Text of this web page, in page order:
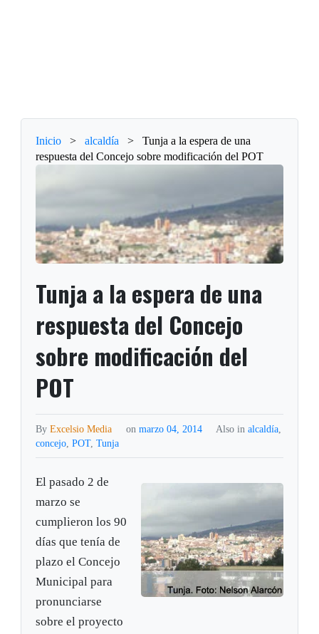
Inicio > alcaldía >
Tunja a la espera de una
respuesta del Concejo sobre modificación del POT
Tunja a la espera de una
respuesta del Concejo
sobre modificación del
POT
ByExcelsio Media on marzo 04, 2014 Also in alcaldía,
concejo,POT,Tunja
El pasado 2 de
marzo se
cumplieron los 90
días que tenía de
plazo el Concejo
Municipal para
pronunciarse
sobre el proyecto